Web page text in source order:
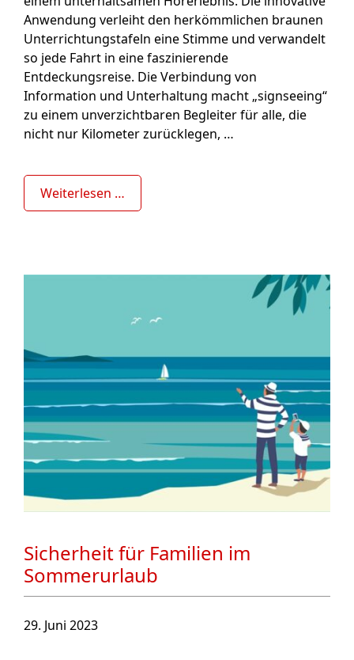
Anwendung verleiht den herkömmlichen braunen
Unterrichtungstafeln eine Stimme und verwandelt
so jede Fahrt in eine faszinierende
Entdeckungsreise. Die Verbindung von
Information und Unterhaltung macht „signseeing“
zu einem unverzichtbaren Begleiter für alle, die
nicht nur Kilometer zurücklegen, …
Weiterlesen …
Sicherheit für Familien im
Sommerurlaub
29. Juni 2023